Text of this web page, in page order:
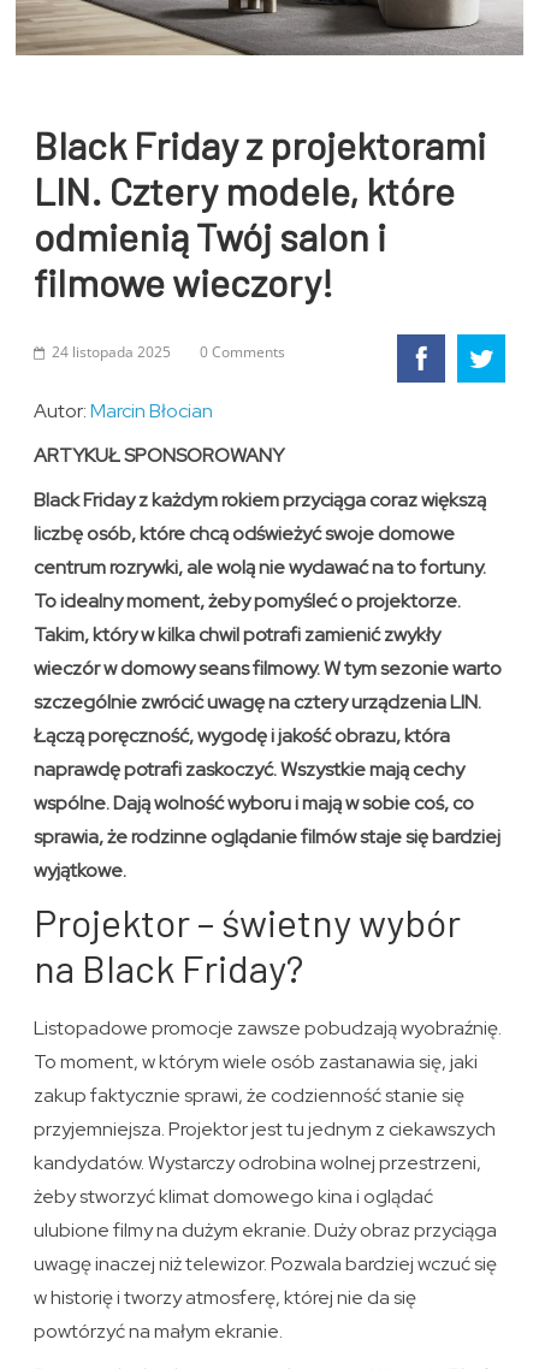
Black Friday z projektorami
LIN. Cztery modele, które
odmienią Twój salon i
filmowe wieczory!
24 listopada 2025 0 Comments
Autor:Marcin Błocian
ARTYKUŁ SPONSOROWANY
Black Friday z każdym rokiem przyciąga coraz większą
liczbę osób, które chcą odświeżyć swoje domowe
centrum rozrywki, ale wolą nie wydawać na to fortuny.
To idealny moment, żeby pomyśleć o projektorze.
Takim, który w kilka chwil potrafi zamienić zwykły
wieczór w domowy seans filmowy. W tym sezonie warto
szczególnie zwrócić uwagę na cztery urządzenia LIN.
Łączą poręczność, wygodę i jakość obrazu, która
naprawdę potrafi zaskoczyć. Wszystkie mają cechy
wspólne. Dają wolność wyboru i mają w sobie coś, co
sprawia, że rodzinne oglądanie filmów staje się bardziej
wyjątkowe.
Projektor – świetny wybór
na Black Friday?
Listopadowe promocje zawsze pobudzają wyobraźnię.
To moment, w którym wiele osób zastanawia się, jaki
zakup faktycznie sprawi, że codzienność stanie się
przyjemniejsza. Projektor jest tu jednym z ciekawszych
kandydatów. Wystarczy odrobina wolnej przestrzeni,
żeby stworzyć klimat domowego kina i oglądać
ulubione filmy na dużym ekranie. Duży obraz przyciąga
uwagę inaczej niż telewizor. Pozwala bardziej wczuć się
w historię i tworzy atmosferę, której nie da się
powtórzyć na małym ekranie.